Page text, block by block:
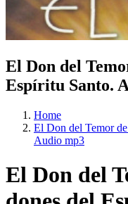
El Don del
Espíritu Santo.
Home
El Don del Temor
Audio mp3
El Don del